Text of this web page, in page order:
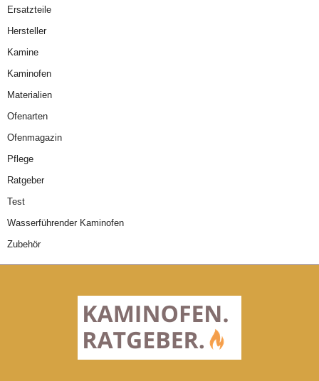
Ersatzteile
Hersteller
Kamine
Kaminofen
Materialien
Ofenarten
Ofenmagazin
Pflege
Ratgeber
Test
Wasserführender Kaminofen
Zubehör